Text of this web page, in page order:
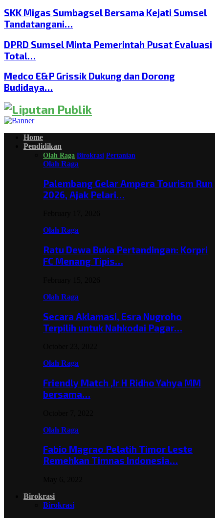
SKK Migas Sumbagsel Bersama Kejati Sumsel
Tandatangani…
DPRD Sumsel Minta Pemerintah Pusat Evaluasi
Total…
Medco E&P Grissik Dukung dan Dorong
Budidaya…
Home
Pendidikan
Olah Raga Birokrasi Pertanian
Olah Raga
Palembang Gelar Ampera Tourism Run
2026, Ajak Pelari…
Olah Raga
Ratu Dewa Buka Pertandingan: Korpri
FC Menang Tipis…
Olah Raga
Secara Aklamasi, Esra Nugroho
Terpilih untuk Nahkodai Pagar…
Olah Raga
Friendly Match ,Ir H Ridho Yahya MM
bersama…
Olah Raga
Fabio Magrao Pelatih Timor Leste
Remehkan Timnas Indonesia…
Birokrasi
Birokrasi